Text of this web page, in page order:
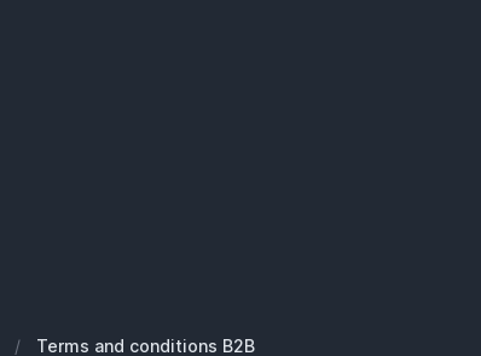
/ Terms and conditions B2B